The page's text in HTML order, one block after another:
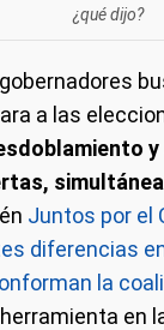
¿qué dijo?
a las
Juntos por el
diferencias
la
en